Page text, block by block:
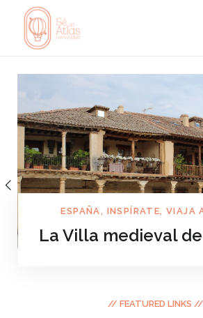
ESPAÑA , INSPÍRATE,VIAJA
La Villa medieval
// FEATURED LINKS //